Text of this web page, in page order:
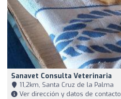
Sanavet Consulta Veterinaria
11,2km, Santa Cruz de la Palma
Ver dirección y datos de contacto